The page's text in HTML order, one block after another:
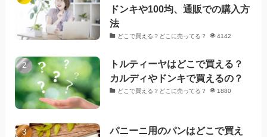
ドンキや100均、通販での購入方
法
どこで買える？どこに売ってる？ 4142
トルティーヤはどこで買える？
カルディやドンキで買えるの？
どこで買える？どこに売ってる？ 1880
パニーニ用のパンはどこで買え